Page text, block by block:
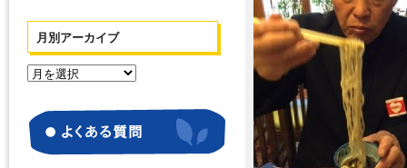
月別アーカイブ
月
ー
カ